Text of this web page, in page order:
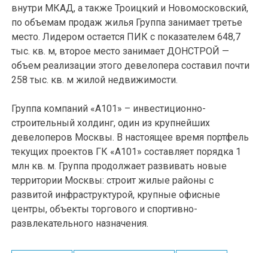
внутри МКАД, а также Троицкий и Новомосковский,
по объемам продаж жилья Группа занимает третье
место. Лидером остается ПИК с показателем 648,7
тыс. кв. м, второе место занимает ДОНСТРОЙ —
объем реализации этого девелопера составил почти
258 тыс. кв. м жилой недвижимости.
Группа компаний «А101» – инвестиционно-
строительный холдинг, один из крупнейших
девелоперов Москвы. В настоящее время портфель
текущих проектов ГК «А101» составляет порядка 1
млн кв. м. Группа продолжает развивать новые
территории Москвы: строит жилые районы с
развитой инфраструктурой, крупные офисные
центры, объекты торгового и спортивно-
развлекательного назначения.